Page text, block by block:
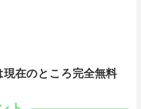
在のところ完全無料